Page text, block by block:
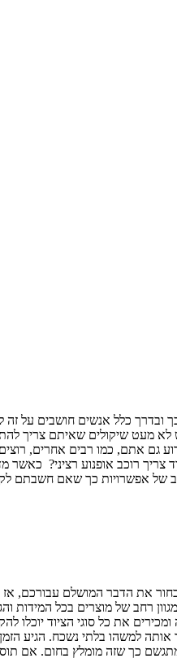
ובדרך כלל אנשים חושבים על
לא מעט שיקולים שאיתם צריך
גם אתם, כמו רבים אחרים,
צריך רוכב אופנוע רציני?
של אפשרויות כך שאם חשבתם
את הדבר המושלם
מגוון רחב של מוצרים בכל
את כל סוגי הציוד יוכלו
למשהו בלתי נשכח. הגיע
כך שזה מומלץ בחום. אם